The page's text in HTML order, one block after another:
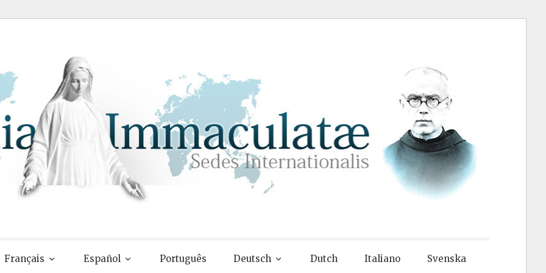
Français Español Português Deutsch Dutch Italiano Svenska